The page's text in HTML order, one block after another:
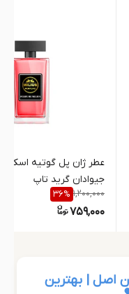
عطر ژان پل گوتیه
جیوادان گرید تاپ
1,200,000
36%
759,000
اصل | بهترین